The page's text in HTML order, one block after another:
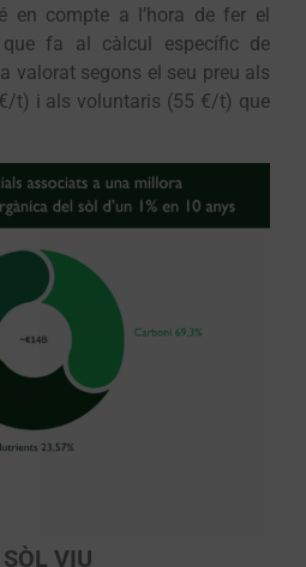
en compte a l’hora de fer el
fa al càlcul específic de
valorat segons el seu preu als
t) i als voluntaris (55 €/t) que
VIU